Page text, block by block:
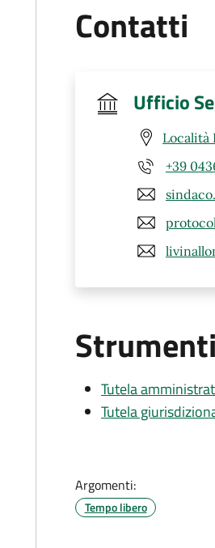
Contatti
Ufficio
Località
+39
Tutela
Tutela
Argomenti:
Tempo libero